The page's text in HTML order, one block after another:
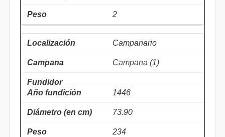
2
Campanario
Campana (1)
1446
73.90
234